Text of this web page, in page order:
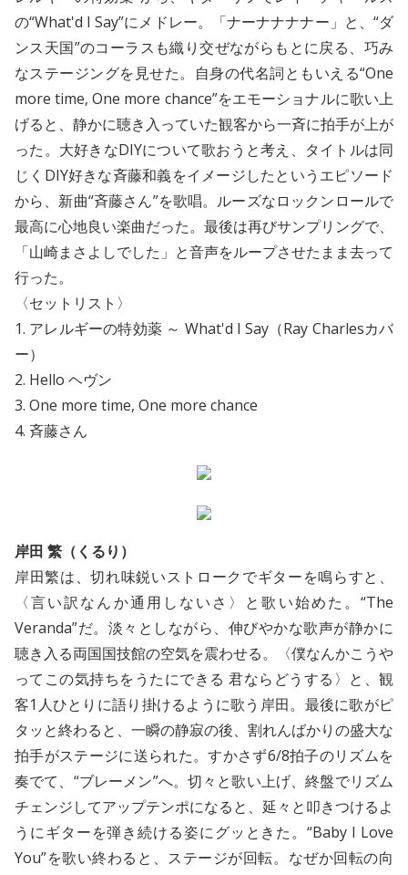
の“What'd I Say”にメドレー。「ナーナナナナー」と、“ダ
ンス天国”のコーラスも織り交ぜながらもとに戻る、巧み
なステージングを見せた。自身の代名詞ともいえる“One
more time, One more chance”をエモーショナルに歌い上
げると、静かに聴き入っていた観客から一斉に拍手が上が
った。大好きなDIYについて歌おうと考え、タイトルは同
じくDIY好きな斉藤和義をイメージしたというエピソード
から、新曲“斉藤さん”を歌唱。ルーズなロックンロールで
最高に心地良い楽曲だった。最後は再びサンプリングで、
「山崎まさよしでした」と音声をループさせたまま去って
行った。
〈セットリスト〉
1. アレルギーの特効薬 ～ What'd I Say（Ray Charlesカバ
ー）
2. Hello ヘヴン
3. One more time, One more chance
4. 斉藤さん
岸田 繁（くるり）
岸田繁は、切れ味鋭いストロークでギターを鳴らすと、
〈言い訳なんか通用しないさ〉と歌い始めた。“The
Veranda”だ。淡々としながら、伸びやかな歌声が静かに
聴き入る両国国技館の空気を震わせる。〈僕なんかこうや
ってこの気持ちをうたにできる 君ならどうする〉と、観
客1人ひとりに語り掛けるように歌う岸田。最後に歌がピ
タッと終わると、一瞬の静寂の後、割れんばかりの盛大な
拍手がステージに送られた。すかさず6/8拍子のリズムを
奏でて、“ブレーメン”へ。切々と歌い上げ、終盤でリズム
チェンジしてアップテンポになると、延々と叩きつけるよ
うにギターを弾き続ける姿にグッときた。“Baby I Love
You”を歌い終わると、ステージが回転。なぜか回転の向